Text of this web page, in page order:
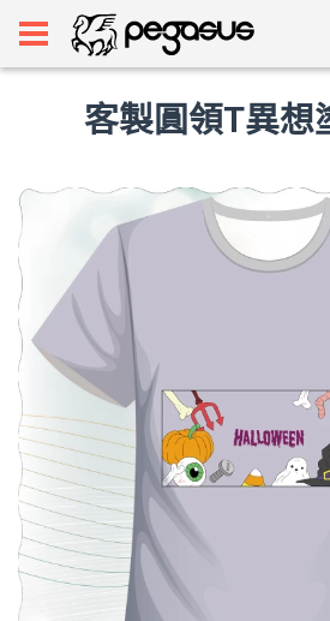
客製圓領T異想